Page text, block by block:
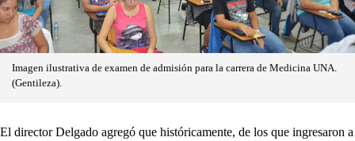
Imagen ilustrativa de examen de admisión para la carrera de Medicina UNA.
(Gentileza).
El director Delgado agregó que históricamente, de los que ingresaron a